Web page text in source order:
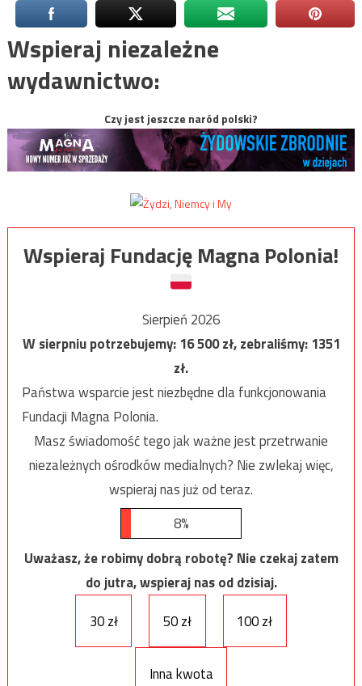
Wspieraj niezależne
wydawnictwo:
Czy jest jeszcze naród polski?
Wspieraj Fundację Magna Polonia!
Sierpień 2026
W sierpniu potrzebujemy:16 500zł, zebraliśmy:1351
zł.
Państwa wsparcie jest niezbędne dla funkcjonowania
Fundacji Magna Polonia.
Masz świadomość tego jak ważne jest przetrwanie
niezależnych ośrodków medialnych? Nie zwlekaj więc,
wspieraj nas już od teraz.
8%
Uważasz, że robimy dobrą robotę? Nie czekaj zatem
do jutra, wspieraj nas od dzisiaj.
30 zł
50 zł 100 zł
Inna kwota